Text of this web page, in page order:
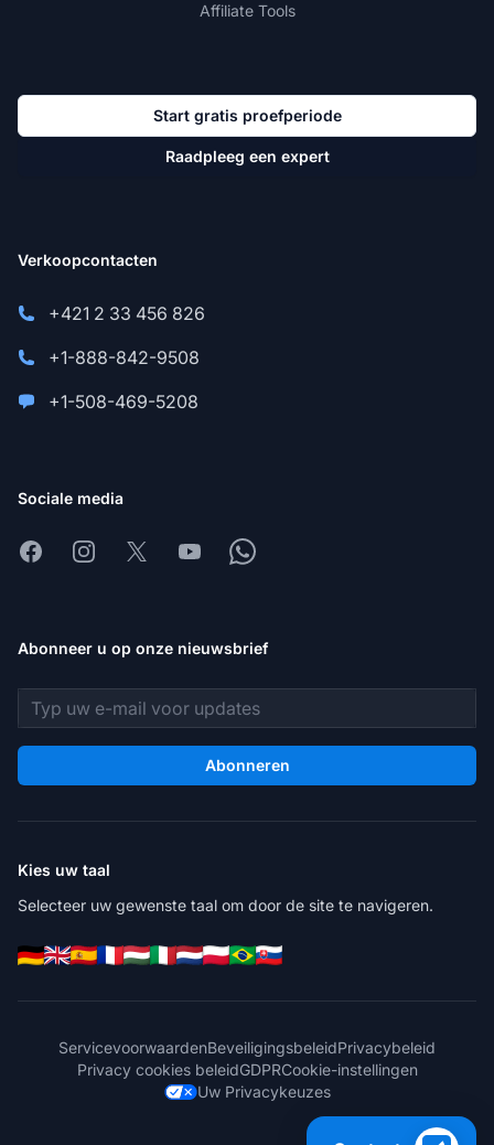
Affiliate Tools
Start gratis proefperiode
Raadpleeg een expert
Verkoopcontacten
+421 2 33 456 826
+1-888-842-9508
+1-508-469-5208
Sociale media
FacebookInstagram
X YoutubeWhatsapp
Abonneer u op onze nieuwsbrief
E-mailadres
Abonneren
Kies uw taal
Selecteer uw gewenste taal om door de site te navigeren.
ServicevoorwaardenBeveiligingsbeleidPrivacybeleid
Privacy cookies beleidGDPRCookie-instellingen
Uw Privacykeuzes